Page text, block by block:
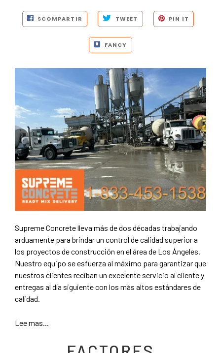
SCOMPARTIR TWEET PIN IT
FANCY
Supreme Concrete lleva más de dos décadas trabajando
arduamente para brindar un control de calidad superior a
los proyectos de construcción en el área de Los Ángeles.
Nuestro equipo se esfuerza al máximo para garantizar que
nuestros clientes reciban un excelente servicio al cliente y
entregas al día siguiente con los más altos estándares de
calidad.
Lee mas...